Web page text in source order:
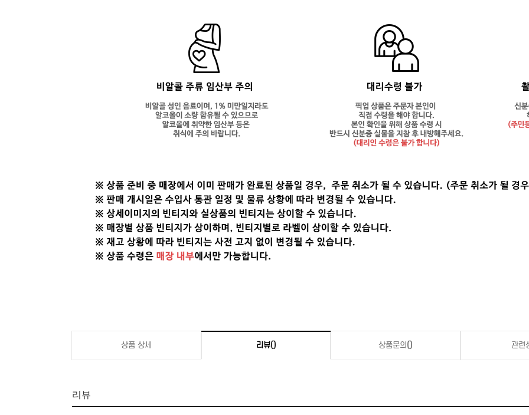
상품 상세 리뷰() 상품문의 () 관련
리뷰